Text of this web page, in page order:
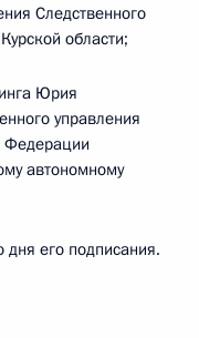
Следственного
области;
Юрия
управления
Федерации
автономному
дня его подписания.